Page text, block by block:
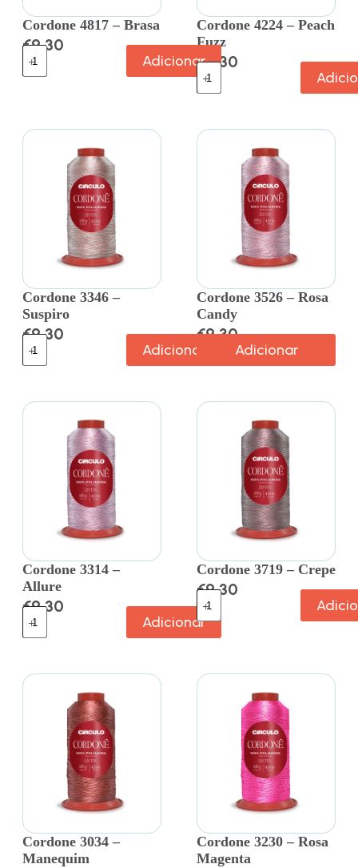
Cordone 4817 – Brasa
€9.30
Adicionar
Cordone 4224 – Peach
Fuzz
€9.30
Cordone 3346 –
Suspiro
€9.30
Adicionar
Cordone 3526 – Rosa
Candy
€9.30
Adicionar
Cordone 3314 –
Allure
€9.30
Adicionar
Cordone 3719 – Crepe
€9.30
Cordone 3034 –
Manequim
Cordone 3230 – Rosa
Magenta